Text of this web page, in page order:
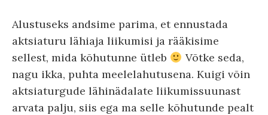
Alustuseks andsime parima, et ennustada
aktsiaturu lähiaja liikumisi ja rääkisime
sellest, mida kõhutunne ütleb
Võtke seda,
nagu ikka, puhta meelelahutusena. Kuigi võin
aktsiaturgude lähinädalate liikumissuunast
arvata palju, siis ega ma selle kõhutunde pealt